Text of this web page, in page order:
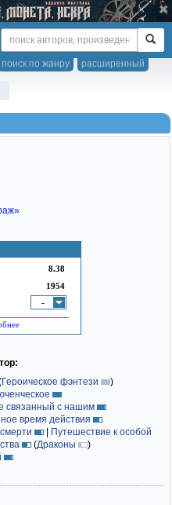
расширенный
поиск по жанру
8.38
1954
-
Героическое фэнтези
)
связанный с нашим
время действия
| Путешествие к особой
(Драконы
)